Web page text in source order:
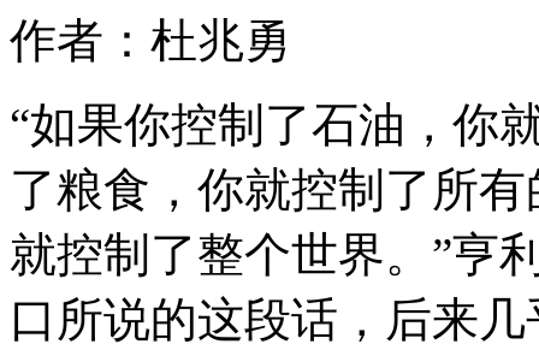
作者：杜兆勇
“如果你控制了石油，你
了粮食，你就控制了所
就控制了整个世界。”亨
口所说的这段话，后来